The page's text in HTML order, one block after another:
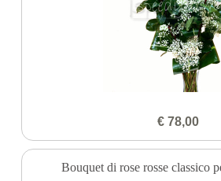
€ 78,00
Bouquet di rose rosse classico